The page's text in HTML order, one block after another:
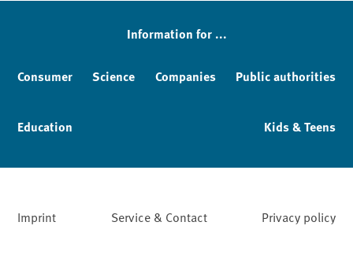
Information for ...
Consumer Science Companies Public authorities
Education Kids & Teens
Imprint Service & Contact Privacy policy